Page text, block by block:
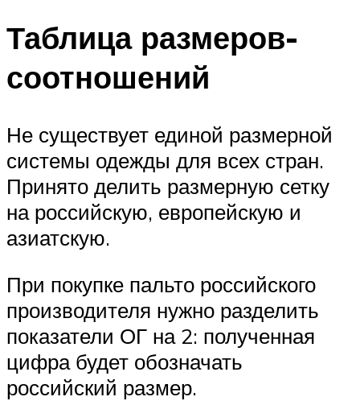
Таблица размеров-
соотношений
Не существует единой размерной
системы одежды для всех стран.
Принято делить размерную сетку
на российскую, европейскую и
азиатскую.
При покупке пальто российского
производителя нужно разделить
показатели ОГ на 2: полученная
цифра будет обозначать
российский размер.